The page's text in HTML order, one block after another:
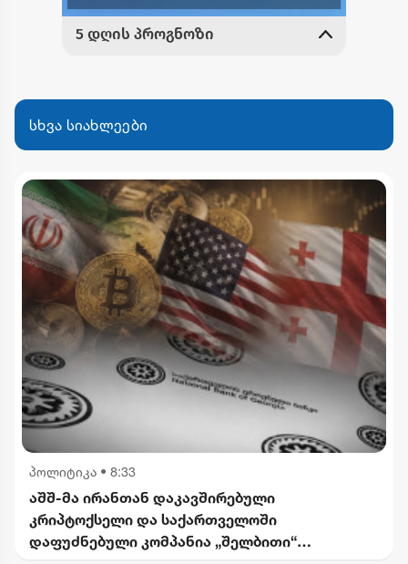
სხვა სიახლეები
პოლიტიკა • 8:33
აშშ-მა ირანთან დაკავშირებული
კრიპტოქსელი და საქართველოში
დაფუძნებული კომპანია „შელბითი“